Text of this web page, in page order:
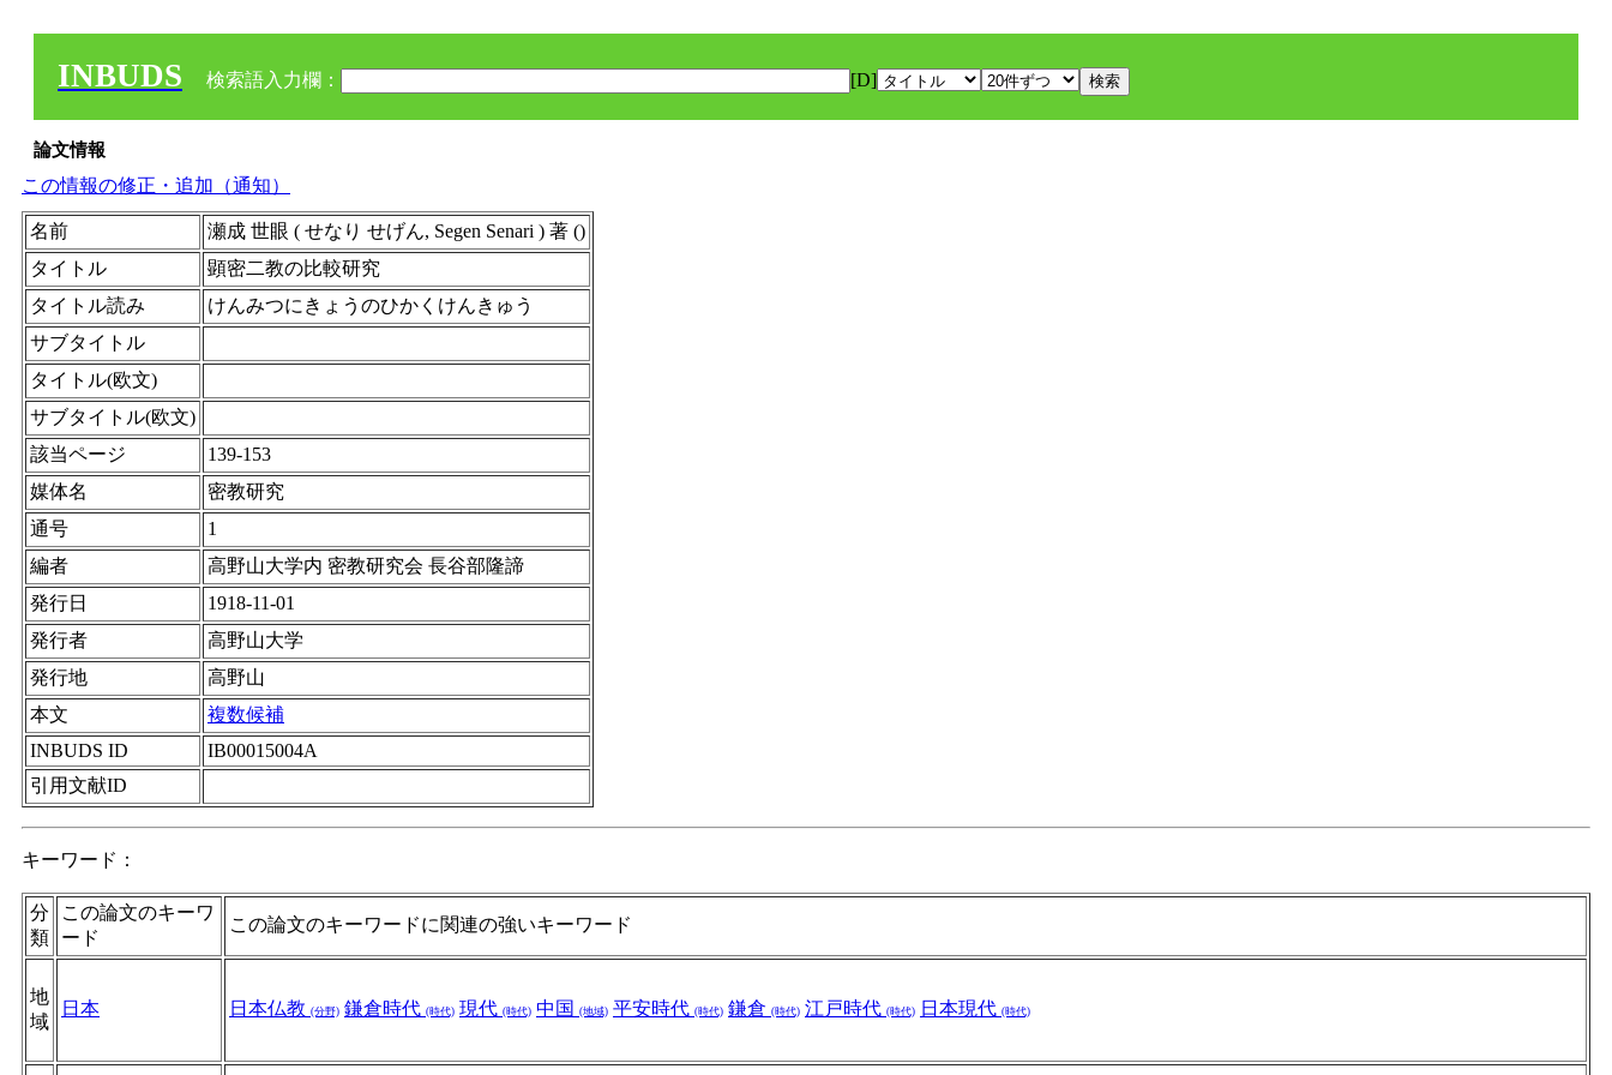
INBUDS 検索語入力欄： [D]
論文情報
この情報の修正・追加（通知）
名前
瀬成 世眼 ( せなり せげん, Segen Senari ) 著 ()
タイトル
顕密二教の比較研究
タイトル読み
けんみつにきょうのひかくけんきゅう
サブタイトル
タイトル(欧文)
サブタイトル(欧文)
該当ページ
139-153
媒体名
密教研究
通号
1
編者
高野山大学内 密教研究会 長谷部隆諦
発行日
1918-11-01
発行者
高野山大学
発行地
高野山
本文
複数候補
INBUDS ID
IB00015004A
引用文献ID
キーワード：
分
類
この論文のキーワ
ード
この論文のキーワードに関連の強いキーワード
地
域
日本 日本仏教 (分野) 鎌倉時代 (時代) 現代 (時代) 中国 (地域) 平安時代 (時代) 鎌倉 (時代) 江戸時代 (時代) 日本現代 (時代)